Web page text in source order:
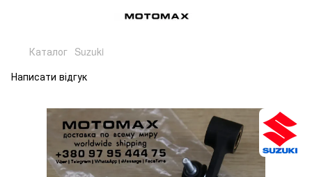
Каталог Suzuki
Написати відгук